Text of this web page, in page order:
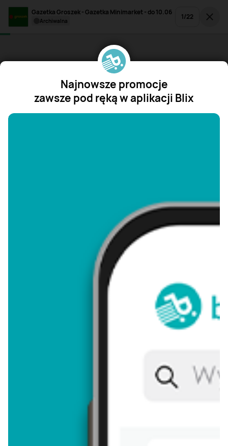
Gazetka Groszek - Gazetka Minimarket - do 10.06
archiwalna 1/22
Najnowsze promocje
zawsze pod ręką w aplikacji Blix
"/>